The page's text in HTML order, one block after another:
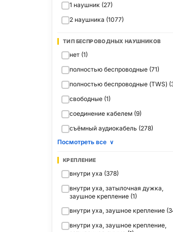
1 наушник (27)
2 наушника (1077)
ТИП БЕСПРОВОДНЫХ НАУШНИКОВ
нет (1)
полностью беспроводные (71)
полностью беспроводные (TWS)
свободные (1)
соединение кабелем (9)
съёмный аудиокабель (278)
Посмотреть все ∨
КРЕПЛЕНИЕ
внутри уха (378)
внутри уха, затылочная дужка,
заушное крепление (1)
внутри уха, заушное крепление
внутри уха, заушное крепление,